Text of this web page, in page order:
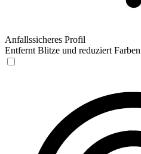
Anfallssicheres Profil
Entfernt Blitze und reduziert Farben